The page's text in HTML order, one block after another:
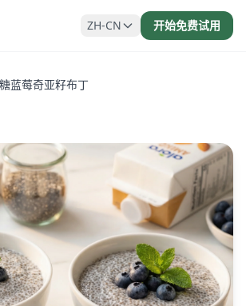
ZH-CN 开始免费试用
蓝莓奇亚籽布丁